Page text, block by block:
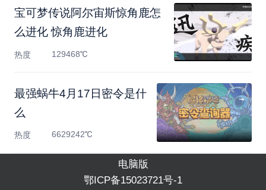
宝可梦传说阿尔宙斯惊角鹿怎
么进化 惊角鹿进化
热度 129468℃
最强蜗牛4月17日密令是什
么
热度 6629242℃
电脑版
鄂ICP备15023721号-1